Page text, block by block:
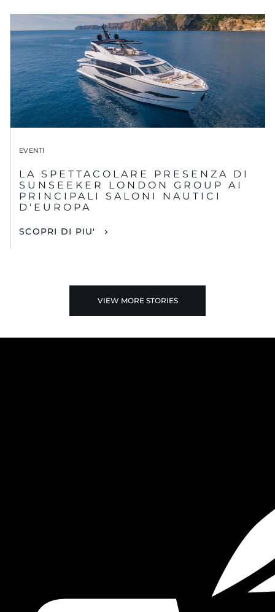
EVENTI
LA SPETTACOLARE PRESENZA DI
SUNSEEKER LONDON GROUP AI
PRINCIPALI SALONI NAUTICI
D'EUROPA
SCOPRI DI PIU'
VIEW MORE STORIES